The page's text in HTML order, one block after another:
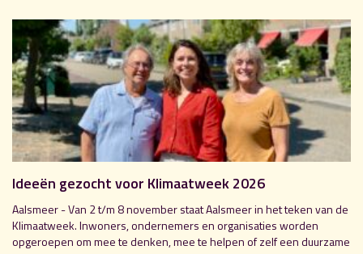
Ideeën gezocht voor Klimaatweek 2026
Aalsmeer - Van 2 t/m 8 november staat Aalsmeer in het teken van de
Klimaatweek. Inwoners, ondernemers en organisaties worden
opgeroepen om mee te denken, mee te helpen of zelf een duurzame